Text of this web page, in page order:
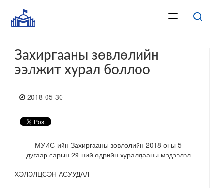
Захиргааны зөвлөлийн
ээлжит хурал боллоо
2018-05-30
МУИС-ийн Захиргааны зөвлөлийн 2018 оны 5
дугаар сарын 29-ний өдрийн хуралдааны мэдээлэл
ХЭЛЭЛЦСЭН АСУУДАЛ